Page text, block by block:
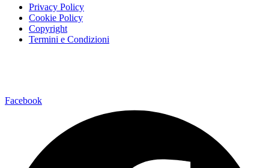
Privacy Policy
Cookie Policy
Copyright
Termini e Condizioni
Facebook